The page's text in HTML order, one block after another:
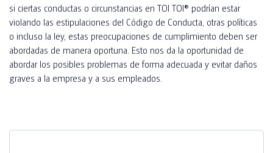
COMPLEMENTOS
TOI® CARE
TOI® AIR HEATER
CONSTRUCCIÓN INDUSTRIAL
CONSTRUCCIÓN PRIVADA
SANIDAD Y ALOJAMIENTO PARA RECOLECTORES
si ciertas conductas o circunstancias en TOI TOI® podrían estar
violando las estipulaciones del Código de Conducta, otras políticas
o incluso la ley, estas preocupaciones de cumplimiento deben ser
abordadas de manera oportuna. Esto nos da la oportunidad de
abordar los posibles problemas de forma adecuada y evitar daños
graves a la empresa y a sus empleados.